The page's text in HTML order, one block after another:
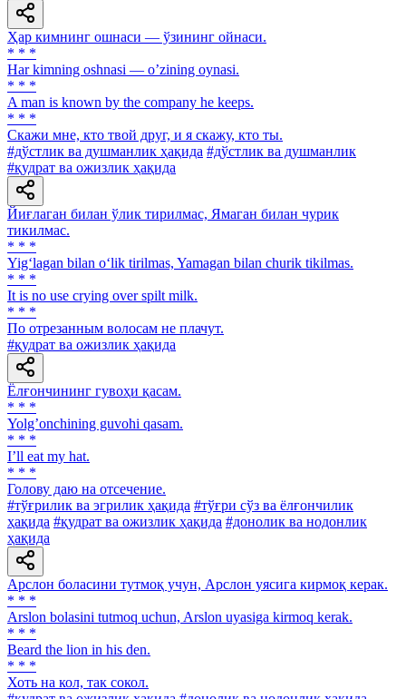
Ҳар кимнинг ошнаси — ўзининг ойнаси.
* * *
Har kimning oshnasi — oʼzining oynasi.
* * *
A man is known by the company he keeps.
* * *
Скажи мне, кто твой друг, и я скажу, кто ты.
#дўстлик ва душманлик ҳақида #дўстлик ва душманлик
#қудрат ва ожизлик ҳақида
Йиғлаган билан ўлик тирилмас, Ямаган билан чурик
тикилмас.
* * *
Yig‘lagan bilan o‘lik tirilmas, Yamagan bilan churik tikilmas.
* * *
It is no use crying over spilt milk.
* * *
По отрезанным волосам не плачут.
#қудрат ва ожизлик ҳақида
Ёлғончининг гувоҳи қасам.
* * *
Yolgʼonchining guvohi qasam.
* * *
I’ll eat my hat.
* * *
Голову даю на отсечение.
#тўғрилик ва эгрилик ҳақида #тўғри сўз ва ёлғончилик
ҳақида #қудрат ва ожизлик ҳақида #донолик ва нодонлик
ҳақида
Арслон боласини тутмоқ учун, Арслон уясига кирмоқ керак.
* * *
Arslon bolasini tutmoq uchun, Arslon uyasiga kirmoq kerak.
* * *
Beard the lion in his den.
* * *
Хоть на кол, так сокол.